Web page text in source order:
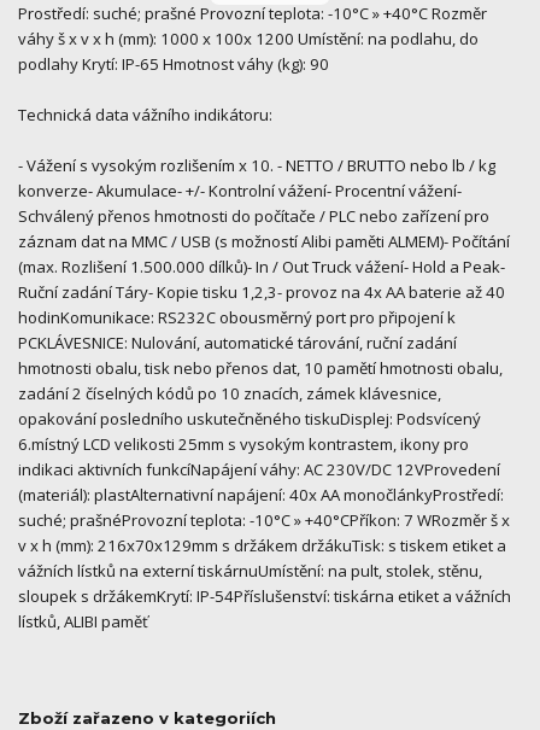
Prostředí: suché; prašné Provozní teplota: -10°C » +40°C Rozměr
váhy š x v x h (mm): 1000 x 100x 1200 Umístění: na podlahu, do
podlahy Krytí: IP-65 Hmotnost váhy (kg): 90
Technická data vážního indikátoru:
- Vážení s vysokým rozlišením x 10. - NETTO / BRUTTO nebo lb / kg
konverze- Akumulace- +/- Kontrolní vážení- Procentní vážení-
Schválený přenos hmotnosti do počítače / PLC nebo zařízení pro
záznam dat na MMC / USB (s možností Alibi paměti ALMEM)- Počítání
(max. Rozlišení 1.500.000 dílků)- In / Out Truck vážení- Hold a Peak-
Ruční zadání Táry- Kopie tisku 1,2,3- provoz na 4x AA baterie až 40
hodinKomunikace: RS232C obousměrný port pro připojení k
PCKLÁVESNICE: Nulování, automatické tárování, ruční zadání
hmotnosti obalu, tisk nebo přenos dat, 10 pamětí hmotnosti obalu,
zadání 2 číselných kódů po 10 znacích, zámek klávesnice,
opakování posledního uskutečněného tiskuDisplej: Podsvícený
6.místný LCD velikosti 25mm s vysokým kontrastem, ikony pro
indikaci aktivních funkcíNapájení váhy: AC 230V/DC 12VProvedení
(materiál): plastAlternativní napájení: 40x AA monočlánkyProstředí:
suché; prašnéProvozní teplota: -10°C » +40°CPříkon: 7 WRozměr š x
v x h (mm): 216x70x129mm s držákem držákuTisk: s tiskem etiket a
vážních lístků na externí tiskárnuUmístění: na pult, stolek, stěnu,
sloupek s držákemKrytí: IP-54Příslušenství: tiskárna etiket a vážních
lístků, ALIBI paměť
Zboží zařazeno v kategoriích